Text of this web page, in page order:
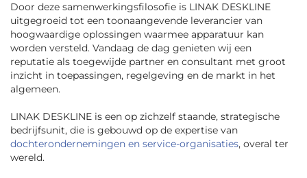
Door deze samenwerkingsfilosofie is LINAK DESKLINE
uitgegroeid tot een toonaangevende leverancier van
hoogwaardige oplossingen waarmee apparatuur kan
worden versteld. Vandaag de dag genieten wij een
reputatie als toegewijde partner en consultant met groot
inzicht in toepassingen, regelgeving en de markt in het
algemeen.
LINAK DESKLINE is een op zichzelf staande, strategische
bedrijfsunit, die is gebouwd op de expertise van
dochterondernemingen en service-organisaties, overal ter
wereld.